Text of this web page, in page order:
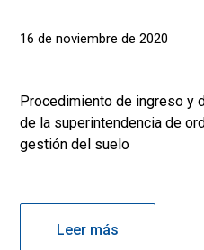
16 de noviembre de 2020
Procedimiento de ingreso y
de la superintendencia de
gestión del suelo
Leer más